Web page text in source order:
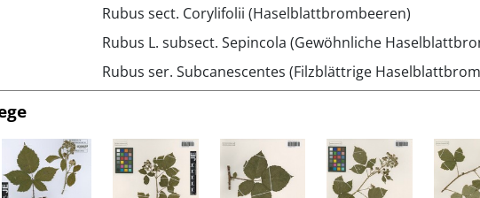
Rubus sect. Corylifolii (Haselblattbrombeeren)
Rubus L. subsect. Sepincola (Gewöhnliche
Rubus ser. Subcanescentes (Filzblättrige